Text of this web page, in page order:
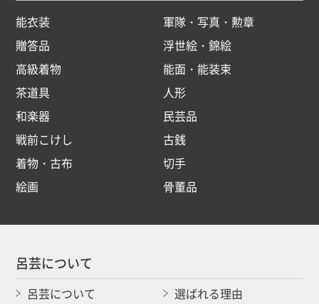
能衣装
軍隊・写真・勲章
贈答品
浮世絵・錦絵
高級着物
能面・能装束
茶道具
人形
和楽器
民芸品
戦前こけし
古銭
着物・古布
切手
絵画
骨董品
呂芸について
呂芸について 選ばれる理由